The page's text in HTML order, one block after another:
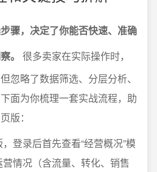
骤，决定了你能否快速、准确
。
很多卖家在实际操作时，
忽略了数据筛选、分层分析、
面为你梳理一套实战流程，助
版：
登录后首先查看“经营概况”模
情况（含流量、转化、销售